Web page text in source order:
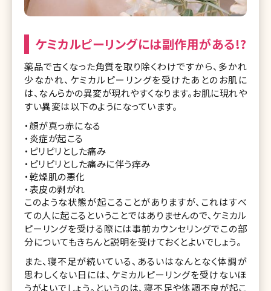
ケミカルピーリングには副作用がある!?
薬品で古くなった角質を取り除くわけですから、多かれ
少なかれ、ケミカルピーリングを受けたあとのお肌に
は、なんらかの異変が現れやすくなります。お肌に現れや
すい異変は以下のようになっています。
・顔が真っ赤になる
・炎症が起こる
・ピリピリとした痛み
・ピリピリとした痛みに伴う痒み
・乾燥肌の悪化
・表皮の剥がれ
このような状態が起こることがありますが、これはすべ
ての人に起こるということではありませんので、ケミカル
ピーリングを受ける際には事前カウンセリングでこの部
分についてもきちんと説明を受けておくとよいでしょう。
また、寝不足が続いている、あるいはなんとなく体調が
思わしくない日には、ケミカルピーリングを受けないほ
うがよいでしょう。というのは、寝不足や体調不良が起こ